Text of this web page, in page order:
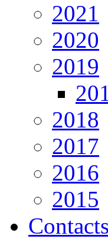
2021
2020
2019
2018
2017
2016
2015
Contacts